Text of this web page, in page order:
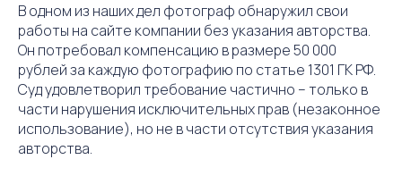
В одном из наших дел фотограф обнаружил свои
работы на сайте компании без указания авторства.
Он потребовал компенсацию в размере 50 000
рублей за каждую фотографию по статье 1301 ГК РФ.
Суд удовлетворил требование частично – только в
части нарушения исключительных прав (незаконное
использование), но не в части отсутствия указания
авторства.